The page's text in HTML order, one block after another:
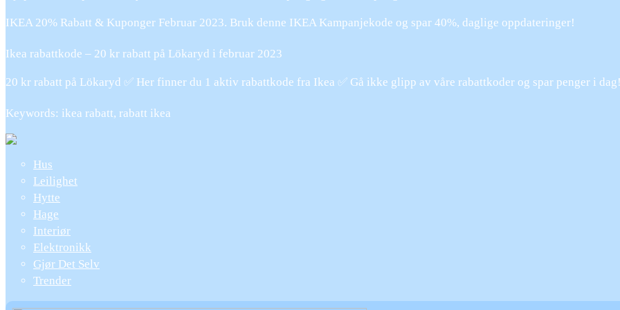
IKEA 20% Rabatt & Kuponger Februar 2023. Bruk denne IKEA Kampanjekode og spar 40%, daglige oppdateringer!
Ikea rabattkode – 20 kr rabatt på Lökaryd i februar 2023
20 kr rabatt på Lökaryd ✅ Her finner du 1 aktiv rabattkode fra Ikea ✅ Gå ikke glipp av våre rabattkoder og spar penger i
Keywords: ikea rabatt, rabatt ikea
Hus
Leilighet
Hytte
Hage
Interiør
Elektronikk
Gjør Det Selv
Trender